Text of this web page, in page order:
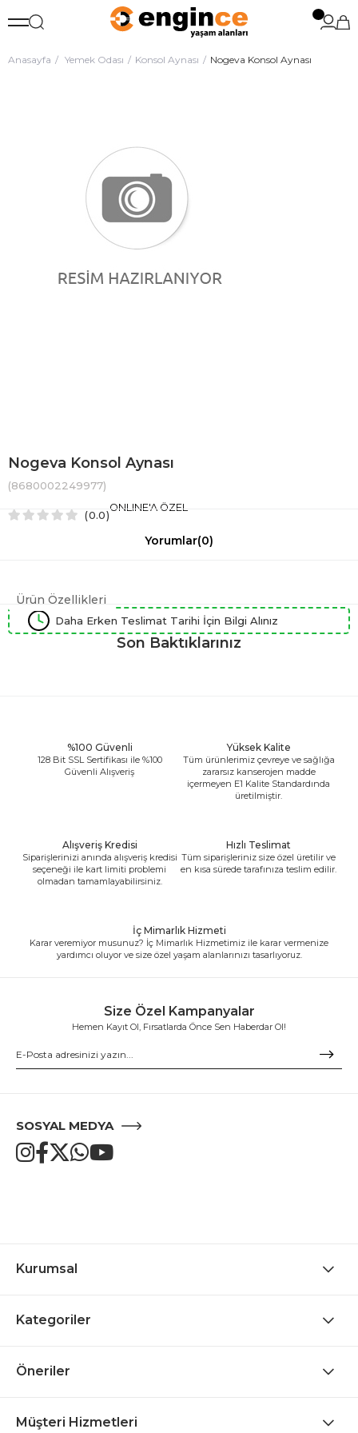
Anasayfa Yemek Odası Konsol Aynası Nogeva Konsol Aynası
Nogeva Konsol Aynası
(8680002249977)
0.0
ONLINE'A ÖZEL
Yorumlar(0)
Ürün Özellikleri
Daha Erken Teslimat Tarihi İçin Bilgi Alınız
Son Baktıklarınız
%100 Güvenli
128 Bit SSL Sertifikası ile %100
Güvenli Alışveriş
Yüksek Kalite
Tüm ürünlerimiz çevreye ve sağlığa
zararsız kanserojen madde
içermeyen E1 Kalite Standardında
üretilmiştir.
Alışveriş Kredisi
Siparişlerinizi anında alışveriş kredisi
seçeneği ile kart limiti problemi
olmadan tamamlayabilirsiniz.
Hızlı Teslimat
Tüm siparişleriniz size özel üretilir ve
en kısa sürede tarafınıza teslim edilir.
İç Mimarlık Hizmeti
Karar veremiyor musunuz? İç Mimarlık Hizmetimiz ile karar vermenize
yardımcı oluyor ve size özel yaşam alanlarınızı tasarlıyoruz.
Size Özel Kampanyalar
Hemen Kayıt Ol, Fırsatlarda Önce Sen Haberdar Ol!
SOSYAL MEDYA
Kurumsal
Kategoriler
Öneriler
Müşteri Hizmetleri